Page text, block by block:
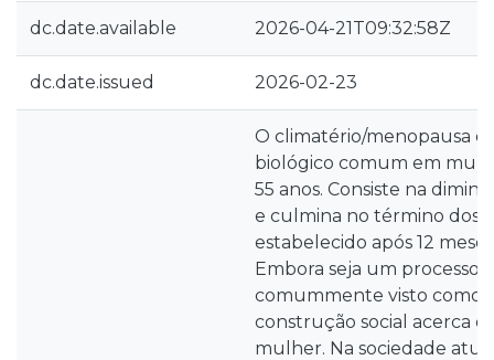
dc.date.available 2026-04-21T09:32:58Z
dc.date.issued 2026-02-23
O climatério/menopausa é
biológico comum em
55 anos. Consiste na
e culmina no término dos
estabelecido após 12
Embora seja um processo
comummente visto como
construção social acerca
mulher. Na sociedade